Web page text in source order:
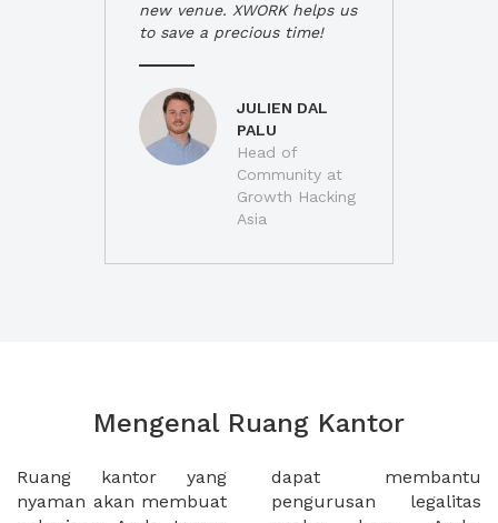
new venue. XWORK helps us
to save a precious time!
JULIEN DAL
PALU
Head of
Community at
Growth Hacking
Asia
Mengenal Ruang Kantor
Ruang kantor yang
nyaman akan membuat
dapat membantu
pengurusan legalitas